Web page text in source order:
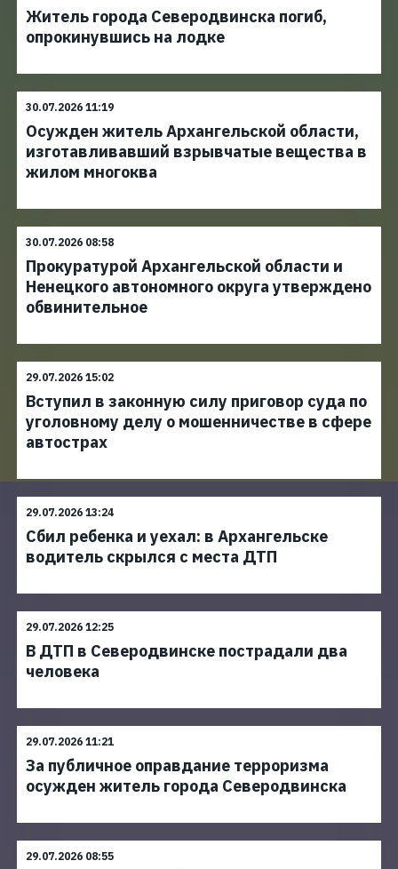
Житель города Северодвинска погиб,
опрокинувшись на лодке
30.07.2026 11:19
Осужден житель Архангельской области,
изготавливавший взрывчатые вещества в
жилом многоква
30.07.2026 08:58
Прокуратурой Архангельской области и
Ненецкого автономного округа утверждено
обвинительное
29.07.2026 15:02
Вступил в законную силу приговор суда по
уголовному делу о мошенничестве в сфере
автострах
29.07.2026 13:24
Сбил ребенка и уехал: в Архангельске
водитель скрылся с места ДТП
29.07.2026 12:25
В ДТП в Северодвинске пострадали два
человека
29.07.2026 11:21
За публичное оправдание терроризма
осужден житель города Северодвинска
29.07.2026 08:55